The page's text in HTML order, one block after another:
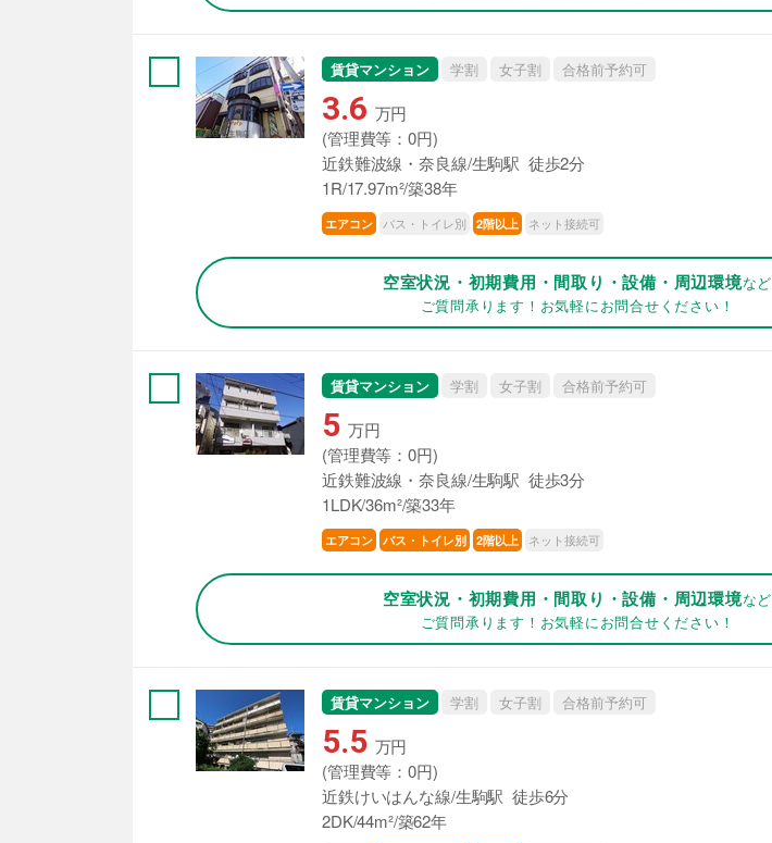
賃貸マンション 学割 女子割 合格前予約可
3.6 万円
(管理費等：0円)
近鉄難波線・奈良線/生駒駅 徒歩2分
1R/17.97m²/築38年
エアコン バス・トイレ別 2階以上 ネット接続可
空室状況・初期費用・間取り・設備・周辺環境など
ご質問承ります！お気軽にお問合せください！
賃貸マンション 学割 女子割 合格前予約可
5 万円
(管理費等：0円)
近鉄難波線・奈良線/生駒駅 徒歩3分
1LDK/36m²/築33年
エアコン バス・トイレ別 2階以上 ネット接続可
空室状況・初期費用・間取り・設備・周辺環境など
ご質問承ります！お気軽にお問合せください！
賃貸マンション 学割 女子割 合格前予約可
5.5 万円
(管理費等：0円)
近鉄けいはんな線/生駒駅 徒歩6分
2DK/44m²/築62年